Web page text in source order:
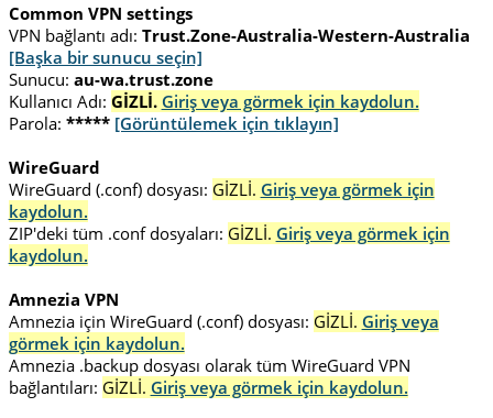
Common VPN settings
VPN bağlantı adı: Trust.Zone-Australia-Western-Australia
[Başka bir sunucu seçin]
Sunucu: au-wa.trust.zone
Kullanıcı Adı: GİZLİ. Giriş veya görmek için kaydolun.
Parola: ***** [Görüntülemek için tıklayın]
WireGuard
WireGuard (.conf) dosyası: GİZLİ. Giriş veya görmek için
kaydolun.
ZIP'deki tüm .conf dosyaları: GİZLİ. Giriş veya görmek için
kaydolun.
Amnezia VPN
Amnezia için WireGuard (.conf) dosyası: GİZLİ. Giriş veya
görmek için kaydolun.
Amnezia .backup dosyası olarak tüm WireGuard VPN
bağlantıları: GİZLİ. Giriş veya görmek için kaydolun.